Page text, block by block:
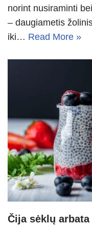
norint nusiraminti
– daugiametis
iki… Read More »
Čija sėklų